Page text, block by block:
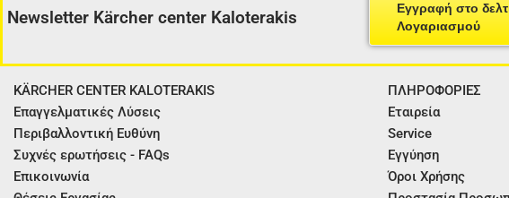
Newsletter Kärcher center Kaloterakis
Εγγραφή στο
Λογαριασμού
KÄRCHER CENTER KALOTERAKIS
Επαγγελματικές Λύσεις
Περιβαλλοντική Ευθύνη
Συχνές ερωτήσεις - FAQs
Επικοινωνία
ΠΛΗΡΟΦΟΡΙΕΣ
Εταιρεία
Service
Εγγύηση
Όροι Χρήσης